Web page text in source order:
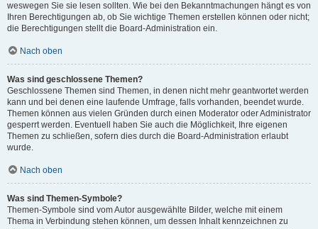
weswegen Sie sie lesen sollten. Wie bei den Bekanntmachungen hängt es von
Ihren Berechtigungen ab, ob Sie wichtige Themen erstellen können oder nicht;
die Berechtigungen stellt die Board-Administration ein.
Nach oben
Was sind geschlossene Themen?
Geschlossene Themen sind Themen, in denen nicht mehr geantwortet werden
kann und bei denen eine laufende Umfrage, falls vorhanden, beendet wurde.
Themen können aus vielen Gründen durch einen Moderator oder Administrator
gesperrt werden. Eventuell haben Sie auch die Möglichkeit, Ihre eigenen
Themen zu schließen, sofern dies durch die Board-Administration erlaubt
wurde.
Nach oben
Was sind Themen-Symbole?
Themen-Symbole sind vom Autor ausgewählte Bilder, welche mit einem
Thema in Verbindung stehen können, um dessen Inhalt kennzeichnen zu